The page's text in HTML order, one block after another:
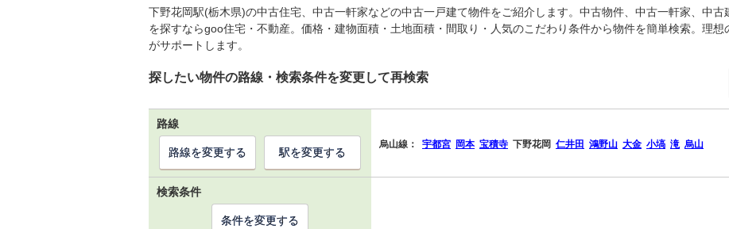
下野花岡駅(栃木県)の中古住宅、中古一軒家などの中古一戸建て物件をご紹介します。中古物件、中古一軒家、中
を探すならgoo住宅・不動産。価格・建物面積・土地面積・間取り・人気のこだわり条件から物件を簡単検索。理
がサポートします。
探したい物件の路線・検索条件を変更して再検索
路線
烏山線： 宇都宮 岡本 宝積寺 下野花岡 仁井田 鴻野山 大金 小塙 滝 烏山
路線を変更する 駅を変更する
検索条件
条件を変更する